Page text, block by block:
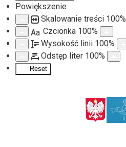
Powiększenie
Skalowanie treści 100%
Aa Czcionka 100%
Wysokość linii 100%
Odstęp liter 100%
Reset